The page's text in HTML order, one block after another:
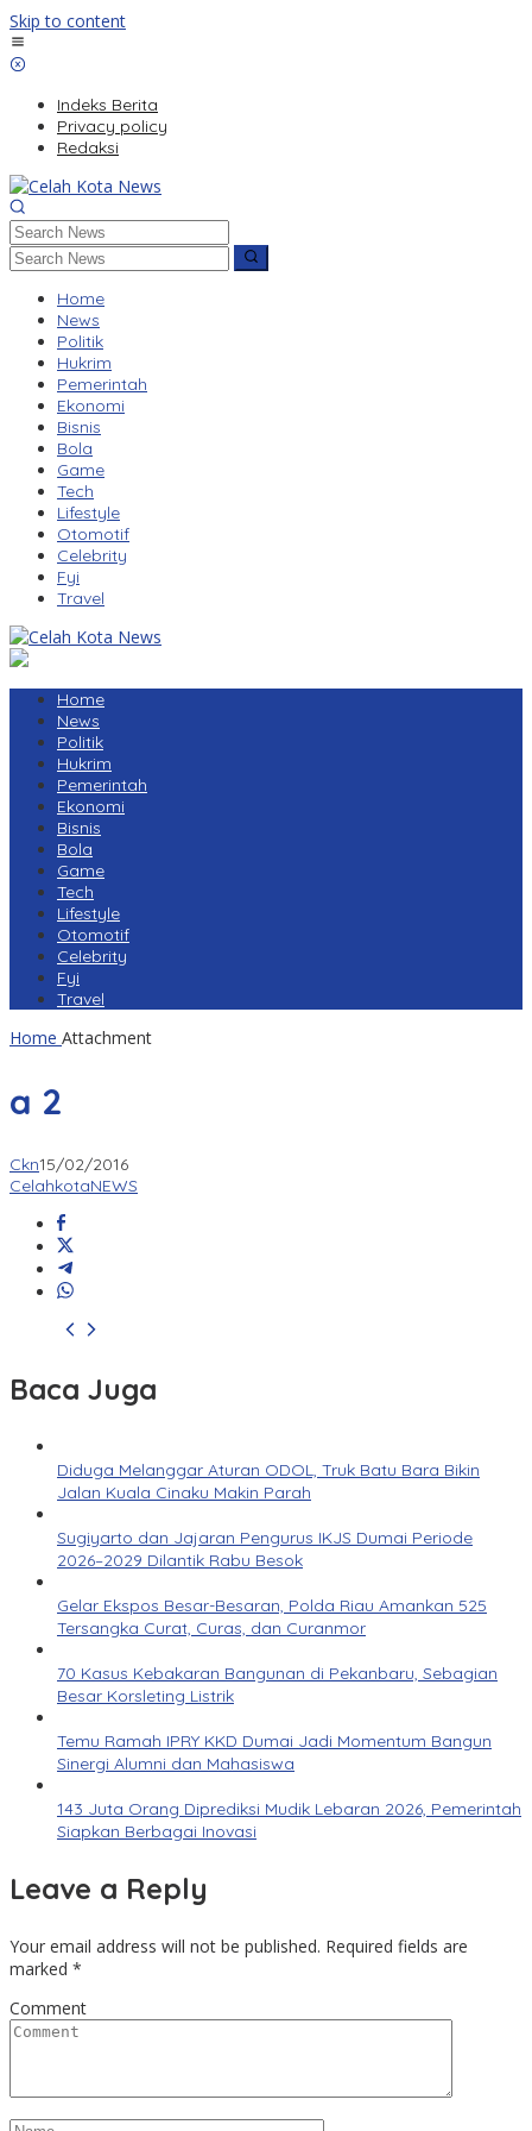
Skip to content
Indeks Berita
Privacy policy
Redaksi
Home
News
Politik
Hukrim
Pemerintah
Ekonomi
Bisnis
Bola
Game
Tech
Lifestyle
Otomotif
Celebrity
Fyi
Travel
Home
News
Politik
Hukrim
Pemerintah
Ekonomi
Bisnis
Bola
Game
Tech
Lifestyle
Otomotif
Celebrity
Fyi
Travel
Home Attachment
a 2
Ckn15/02/2016
CelahkotaNEWS
Baca Juga
Diduga Melanggar Aturan ODOL, Truk Batu Bara Bikin
Jalan Kuala Cinaku Makin Parah
Sugiyarto dan Jajaran Pengurus IKJS Dumai Periode
2026–2029 Dilantik Rabu Besok
Gelar Ekspos Besar-Besaran, Polda Riau Amankan 525
Tersangka Curat, Curas, dan Curanmor
70 Kasus Kebakaran Bangunan di Pekanbaru, Sebagian
Besar Korsleting Listrik
Temu Ramah IPRY KKD Dumai Jadi Momentum Bangun
Sinergi Alumni dan Mahasiswa
143 Juta Orang Diprediksi Mudik Lebaran 2026, Pemerintah
Siapkan Berbagai Inovasi
Leave a Reply
Your email address will not be published. Required fields are
marked *
Comment